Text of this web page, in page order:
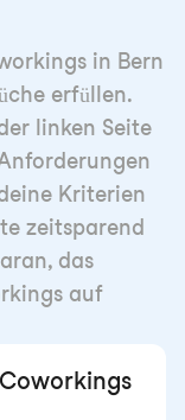
in Bern
erfüllen.
linken Seite
Kriterien
zeitsparend
das
auf